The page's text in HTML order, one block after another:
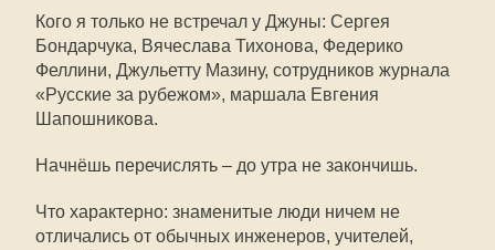
Кого я только не встречал у Джуны: Сергея
Бондарчука, Вячеслава Тихонова, Федерико
Феллини, Джульетту Мазину, сотрудников журнала
«Русские за рубежом», маршала Евгения
Шапошникова.
Начнёшь перечислять – до утра не закончишь.
Что характерно: знаменитые люди ничем не
отличались от обычных инженеров, учителей,